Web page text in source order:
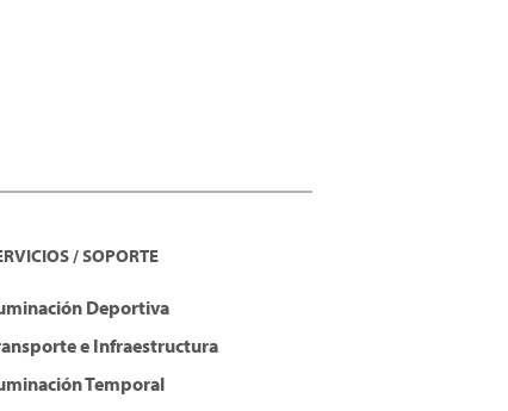
/ SOPORTE
Deportiva
e Infraestructura
Temporal